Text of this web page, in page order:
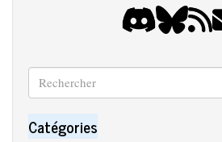
Search
Rechercher
Catégories